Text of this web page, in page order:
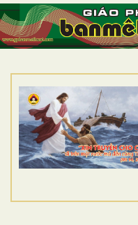
TRANG NHẤT
GIỚI THIỆU
DÒNG TU
BAN MỤC VỤ
ĐOÀN THỂ CG
ĐIỂM HÀNH HƯƠNG